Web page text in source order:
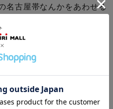
名古屋帯なんかをあわせる
うに、私は下前の内側の掛
、そこから衿芯を入れてし
とならずにシャキっと衣紋
よ。